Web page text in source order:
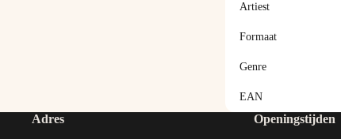
Artiest
Formaat
Genre
EAN
Adres Openingstijden